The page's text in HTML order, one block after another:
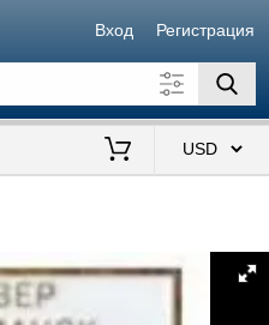
Вход Регистрация